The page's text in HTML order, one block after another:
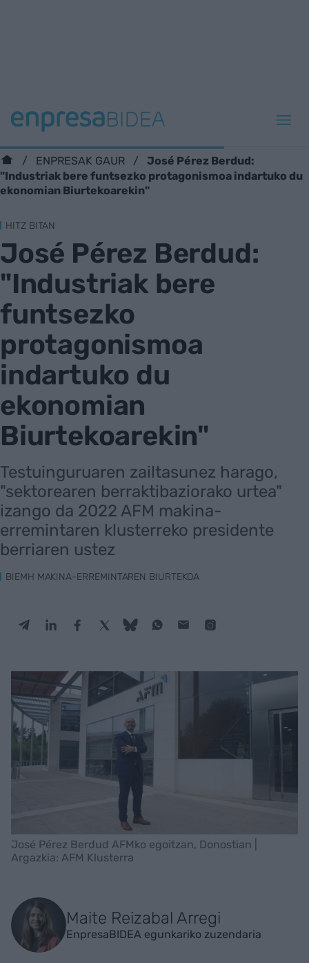
ENPRESAK GAUR
José Pérez Berdud:
"Industriak bere funtsezko protagonismoa indartuko du
ekonomian Biurtekoarekin"
HITZ BITAN
José Pérez Berdud:
"Industriak bere
funtsezko
protagonismoa
indartuko du
ekonomian
Biurtekoarekin"
Testuinguruaren zailtasunez harago,
"sektorearen berraktibaziorako urtea"
izango da 2022 AFM makina-
erremintaren klusterreko presidente
berriaren ustez
BIEMH MAKINA-ERREMINTAREN BIURTEKOA
José Pérez Berdud AFMko egoitzan, Donostian |
Argazkia: AFM Klusterra
Maite Reizabal Arregi
EnpresaBIDEA egunkariko zuzendaria